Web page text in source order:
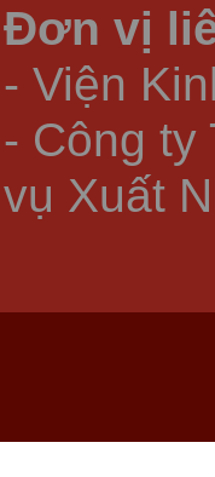
Đơn vị
- Viện
- Công ty
vụ Xuất